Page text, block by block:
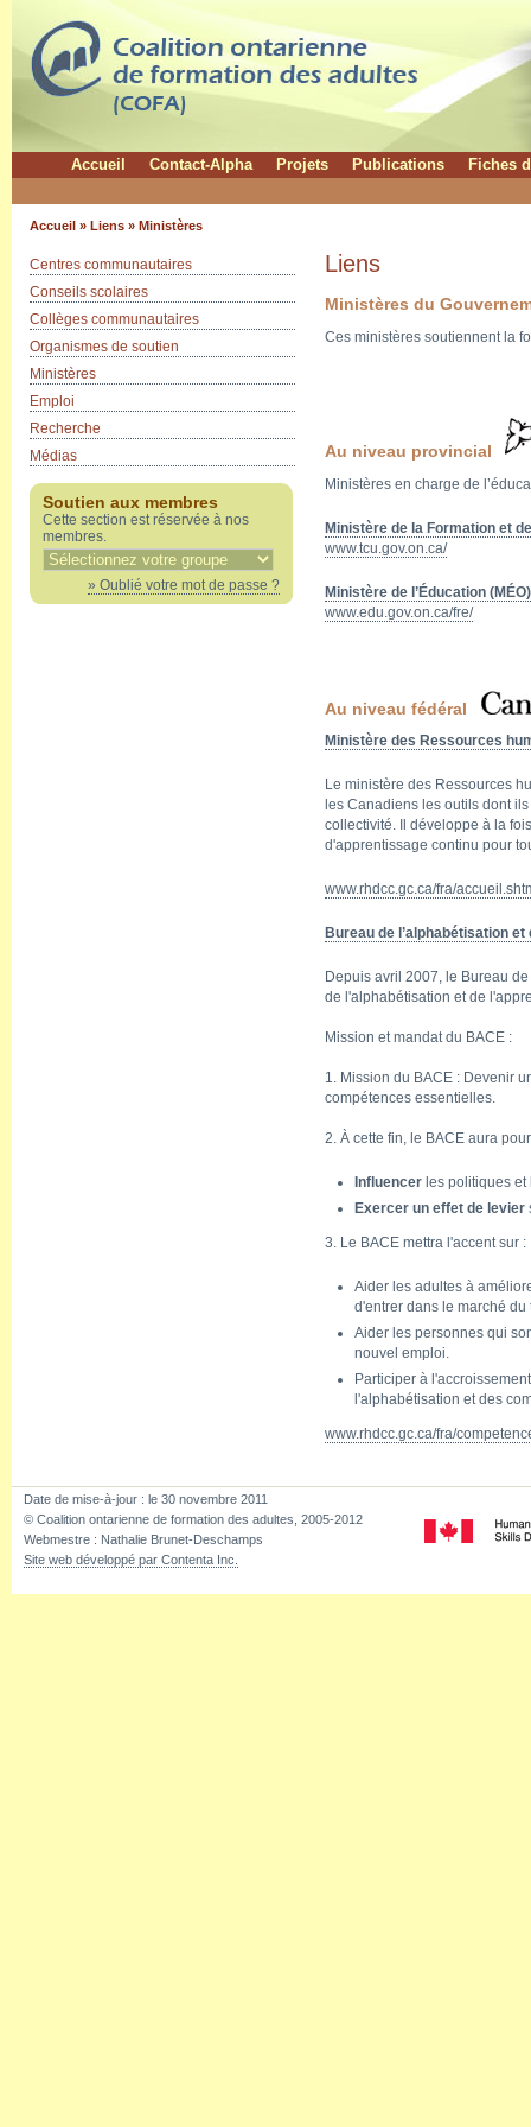
Accueil Contact-Alpha Projets Publications Fiches
Accueil » Liens » Ministères
Centres communautaires
Conseils scolaires
Collèges communautaires
Organismes de soutien
Ministères
Emploi
Recherche
Médias
Soutien aux membres
Cette section est réservée à nos
membres.
» Oublié votre mot de passe ?
Liens
Ministères du
Ces ministères soutiennent la
Au niveau provincial
Ministères en charge de
Ministère de la Formation et
www.tcu.gov.on.ca/
Ministère de l’Éducation (MÉO)
www.edu.gov.on.ca/fre/
Au niveau fédéral
Ministère des Ressources
Le ministère des Ressources
les Canadiens les outils dont
collectivité. Il développe à la
d'apprentissage continu pour
www.rhdcc.gc.ca/fra/
Bureau de l’alphabétisation
Depuis avril 2007, le Bureau
de l'alphabétisation et de
Mission et mandat du BACE :
1. Mission du BACE : Devenir
compétences essentielles.
2. À cette fin, le BACE aura
Influencer les politiques
Exercer un effet de levier
3. Le BACE mettra l'accent sur :
Aider les adultes à
d'entrer dans le marché du
Aider les personnes qui
nouvel emploi.
Participer à
l'alphabétisation et des
www.rhdcc.gc.ca/fra/
Date de mise-à-jour : le 30 novembre 2011
© Coalition ontarienne de formation des adultes, 2005-2012
Webmestre : Nathalie Brunet-Deschamps
Site web développé par Contenta Inc.